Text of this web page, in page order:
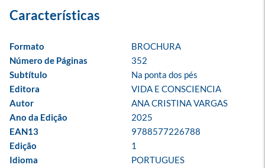
Formato
BROCHURA
Número de Páginas
352
Subtítulo
Na ponta dos pés
Editora
VIDA E CONSCIENCIA
Autor
ANA CRISTINA VARGAS
Ano da Edição
2025
EAN13
9788577226788
Edição
1
Idioma
PORTUGUES